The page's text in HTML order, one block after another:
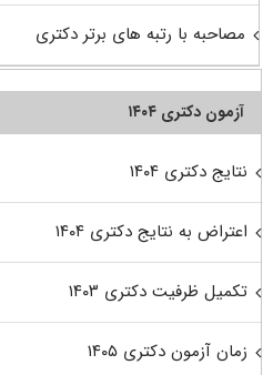
مصاحبه با رتبه های برتر دکتری
آزمون دکتری ۱۴۰۴
نتایج دکتری ۱۴۰۴
اعتراض به نتایج دکتری ۱۴۰۴
تکمیل ظرفیت دکتری ۱۴۰۳
زمان آزمون دکتری ۱۴۰۵